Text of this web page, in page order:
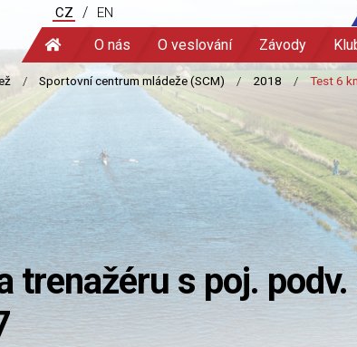
CZ / EN
O nás
O veslování Závody
trenažéru s poj.